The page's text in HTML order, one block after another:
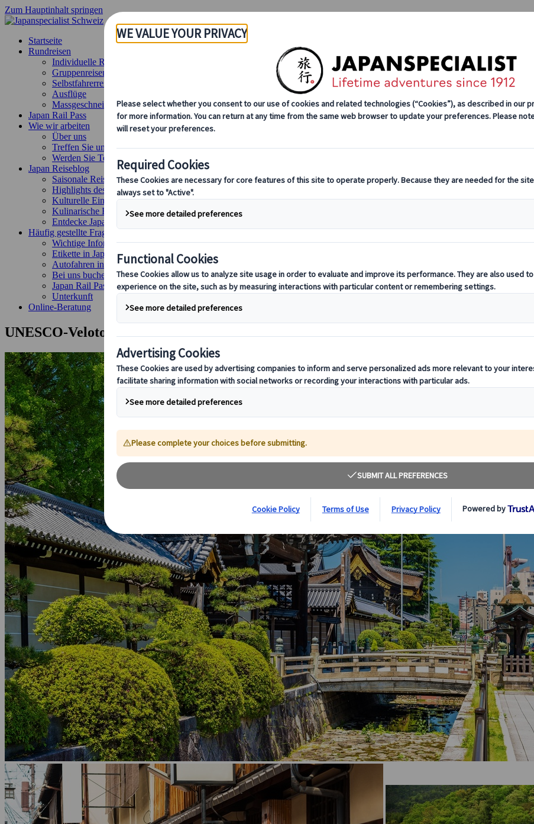
Zum Hauptinhalt springen
Startseite
Rundreisen
Individuelle Reisen
Gruppenreisen
Selbstfahrerreisen
Ausflüge
Massgeschneiderte Gruppenreisen
Japan Rail Pass
Wie wir arbeiten
Über uns
Treffen Sie unser Team
Werden Sie Teil unseres Teams
Japan Reiseblog
Saisonale Reisetipps
Highlights des Reiseziels
Kulturelle Einblicke
Kulinarische Erlebnisse
Entdecke Japan mit dem Zug
Häufig gestellte Fragen
Wichtige Informationen
Etikette in Japan
Autofahren in Japan
Bei uns buchen
Japan Rail Pass
Unterkunft
Online-Beratung
UNESCO-Velotour durch West-Kyoto